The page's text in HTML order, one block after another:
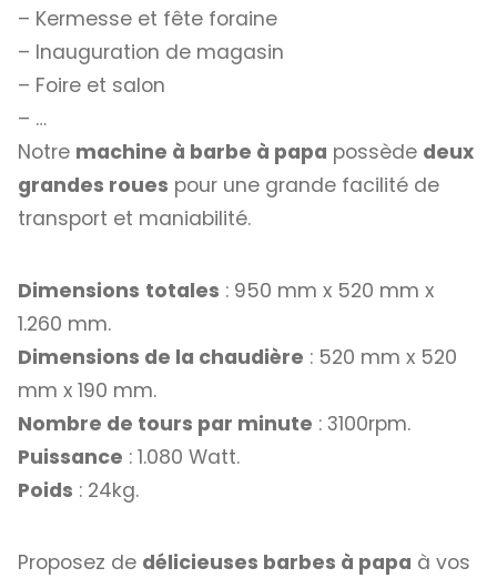
– Kermesse et fête foraine
– Inauguration de magasin
– Foire et salon
– …
Notre machine à barbe à papa possède deux
grandes roues pour une grande facilité de
transport et maniabilité.
Dimensions totales : 950 mm x 520 mm x
1.260 mm.
Dimensions de la chaudière : 520 mm x 520
mm x 190 mm.
Nombre de tours par minute : 3100rpm.
Puissance : 1.080 Watt.
Poids : 24kg.
Proposez de délicieuses barbes à papa à vos